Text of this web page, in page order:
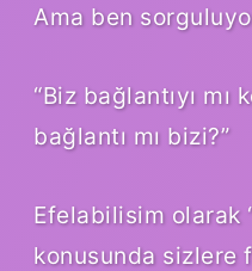
Ama ben
“Biz bağlantıyı
bağlantı mı bizi?”
Efelabilisim olarak
konusunda sizlere